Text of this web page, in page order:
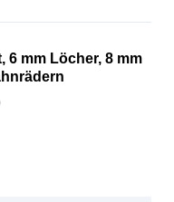
6 mm Löcher, 8 mm